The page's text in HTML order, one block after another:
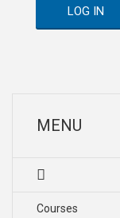
LOG IN
MENU
Courses